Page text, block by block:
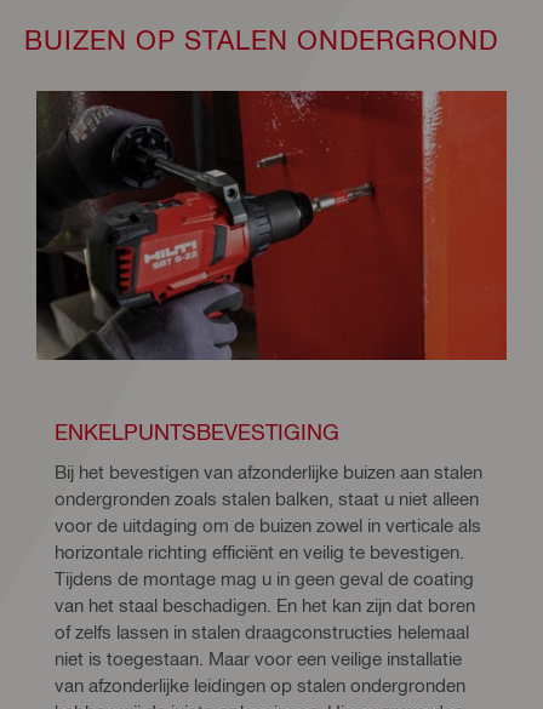
BUIZEN OP STALEN ONDERGROND
ENKELPUNTSBEVESTIGING
Bij het bevestigen van afzonderlijke buizen aan stalen
ondergronden zoals stalen balken, staat u niet alleen
voor de uitdaging om de buizen zowel in verticale als
horizontale richting efficiënt en veilig te bevestigen.
Tijdens de montage mag u in geen geval de coating
van het staal beschadigen. En het kan zijn dat boren
of zelfs lassen in stalen draagconstructies helemaal
niet is toegestaan. Maar voor een veilige installatie
van afzonderlijke leidingen op stalen ondergronden